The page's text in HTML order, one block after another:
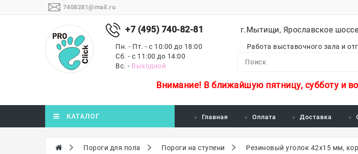
7408281@mail.ru
+7 (495) 740-82-81
Пн. - Пт. - с 10:00 до 18:00
Сб. - с 11:00 до 14:00
Вс. - Выходной
г.Мытищи, Ярославское
Работа выставочного зала и
Внимание! В ближайшую пятницу, субботу и
КАТАЛОГ Главная Оплата Доставка
Пороги для пола Пороги на ступени Резиновый уголок 42х15 мм,